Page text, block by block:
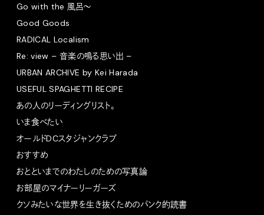
Go with the 風呂〜
Good Goods
RADICAL Localism
Re: view – 音楽の鳴る思い出 –
URBAN ARCHIVE by Kei Harada
USEFUL SPAGHETTI RECIPE
あの人のリーディングリスト。
いま食べたい
オールドDCスタジャンクラブ
おすすめ
おとといまでのわたしのための写真論
お部屋のマイナーリーガーズ
クソみたいな世界を生き抜くためのパンク的読書